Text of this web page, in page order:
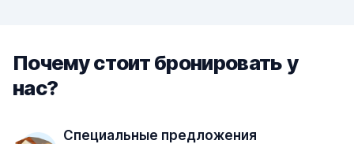
Почему стоит бронировать у
нас?
Специальные предложения